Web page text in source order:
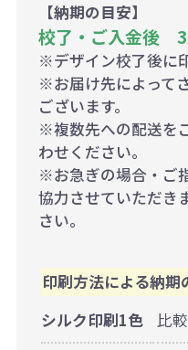
【納期の目安】
校了・ご入金後
※デザイン校了後に
※お届け先によって
ございます。
※複数先への配送を
わせください。
※お急ぎの場合・ご
協力させていただき
さい。
印刷方法による納期
シルク印刷1色
比